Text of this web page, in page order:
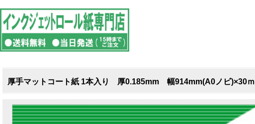
厚手マットコート紙 1本入り 厚0.185mm 幅914mm(A0ノビ)×30ｍ